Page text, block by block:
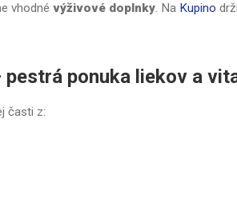
vhodné výživové doplnky. Na Kupino
pestrá ponuka liekov a
časti z: